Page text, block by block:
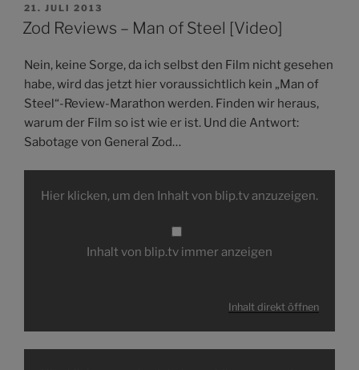
VERÖFFENTLICHT
AM
21. JULI 2013
Zod Reviews – Man of Steel [Video]
Nein, keine Sorge, da ich selbst den Film nicht gesehen
habe, wird das jetzt hier voraussichtlich kein „Man of
Steel“-Review-Marathon werden. Finden wir heraus,
warum der Film so ist wie er ist. Und die Antwort:
Sabotage von General Zod…
Inhalt
blip.tv
Hier klicken, um den Inhalt von blip.tv anzuzeigen.
Inhalt von blip.tv immer anzeigen
Inhalt direkt öffnen
Inhalt